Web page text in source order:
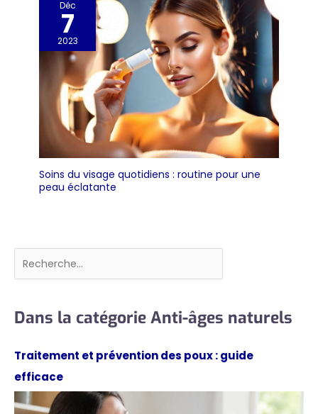
Déc
7
2023
Soins du visage quotidiens : routine pour une
peau éclatante
Rechercher
Dans la catégorie Anti-âges naturels
Traitement et prévention des poux : guide
efficace